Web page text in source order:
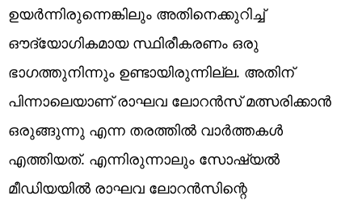
ഉയർന്നിരുന്നെങ്കിലും അതിനെക്കുറിച്ച്
ഔദ്യോഗികമായ സ്ഥിരീകരണം ഒരു
ഭാഗത്തുനിന്നും ഉണ്ടായിരുന്നില്ല. അതിന്
പിന്നാലെയാണ് രാഘവ ലോറൻസ് മത്സരിക്കാൻ
ഒരുങ്ങുന്നു എന്ന തരത്തിൽ വാർത്തകൾ
എത്തിയത്. എന്നിരുന്നാലും സോഷ്യൽ
മീഡിയയിൽ രാഘവ ലോറൻസിന്റെ